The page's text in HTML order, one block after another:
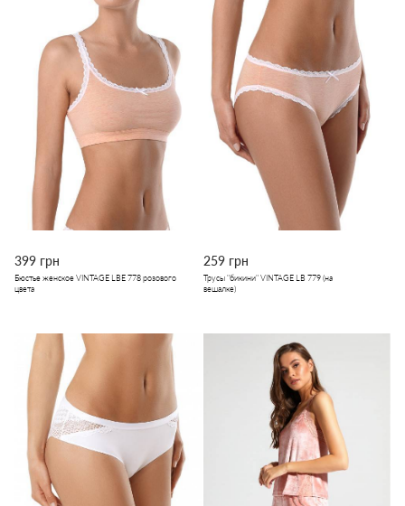
399 грн
Бюстье женское VINTAGE LBE 778 розового
цвета
259 грн
Трусы "бикини" VINTAGE LB 779 (на
вешалке)